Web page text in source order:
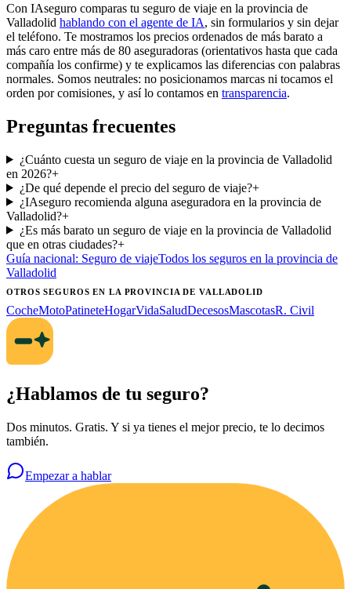
Con IAseguro comparas tu seguro de viaje en la provincia de
Valladolid hablando con el agente de IA, sin formularios y sin dejar
el teléfono. Te mostramos los precios ordenados de más barato a
más caro entre más de 80 aseguradoras (orientativos hasta que cada
compañía los confirme) y te explicamos las diferencias con palabras
normales. Somos neutrales: no posicionamos marcas ni tocamos el
orden por comisiones, y así lo contamos en transparencia.
Preguntas frecuentes
¿Cuánto cuesta un seguro de viaje en la provincia de Valladolid
en 2026?+
¿De qué depende el precio del seguro de viaje?+
¿IAseguro recomienda alguna aseguradora en la provincia de
Valladolid?+
¿Es más barato un seguro de viaje en la provincia de Valladolid
que en otras ciudades?+
Guía nacional: Seguro de viajeTodos los seguros en la provincia de
Valladolid
OTROS SEGUROSEN LA PROVINCIA DE VALLADOLID
CocheMotoPatineteHogarVidaSaludDecesosMascotasR. Civil
¿Hablamos de tu seguro?
Dos minutos. Gratis. Y si ya tienes el mejor precio, te lo decimos
también.
Empezar a hablar